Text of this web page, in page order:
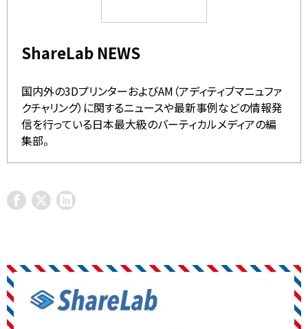
ShareLab NEWS
国内外の3DプリンターおよびAM（アディティブマニュファ
クチャリング）に関するニュースや最新事例などの情報発
信を行っている日本最大級のバーティカルメディアの編
集部。